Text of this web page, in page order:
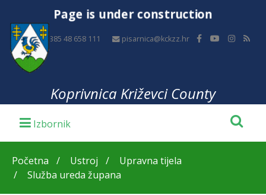
Page is under construction
+385 48 658 111 pisarnica@kckzz.hr
Koprivnica Križevci County
Početna Ustroj
Upravna tijela
Služba ureda župana